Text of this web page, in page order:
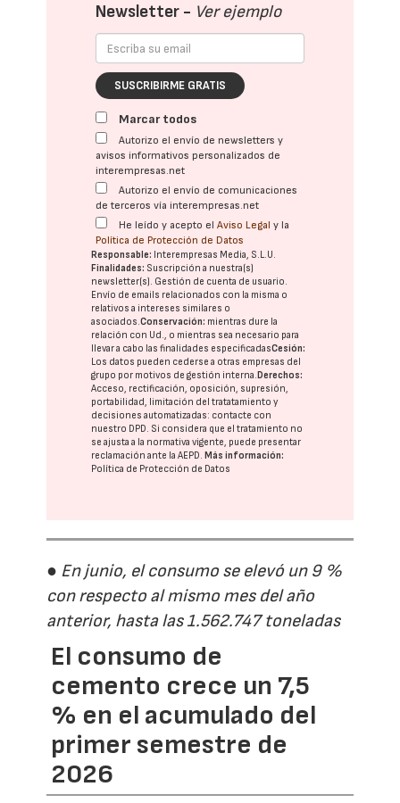
Newsletter - Ver ejemplo
SUSCRIBIRME GRATIS
Marcar todos
Autorizo el envío de newsletters y
avisos informativos personalizados de
interempresas.net
Autorizo el envío de comunicaciones
de terceros vía interempresas.net
He leído y acepto elAviso Legal y la
Política de Protección de Datos
Responsable: Interempresas Media, S.L.U.
Finalidades: Suscripción a nuestra(s)
newsletter(s). Gestión de cuenta de usuario.
Envío de emails relacionados con la misma o
relativos a intereses similares o
asociados.Conservación: mientras dure la
relación con Ud., o mientras sea necesario para
llevar a cabo las finalidades especificadasCesión:
Los datos pueden cederse a otras empresas del
grupo por motivos de gestión interna. Derechos:
Acceso, rectificación, oposición, supresión,
portabilidad, limitación del tratatamiento y
decisiones automatizadas: contacte con
nuestro DPD. Si considera que el tratamiento no
se ajusta a la normativa vigente, puede presentar
reclamación ante laAEPD. Más información:
Política de Protección de Datos
● En junio, el consumo se elevó un 9 %
con respecto al mismo mes del año
anterior, hasta las 1.562.747 toneladas
El consumo de
cemento crece un 7,5
% en el acumulado del
primer semestre de
2026